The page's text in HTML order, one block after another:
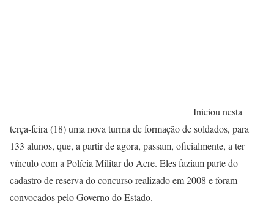
Iniciou nesta
terça-feira (18) uma nova turma de formação de soldados, para
133 alunos, que, a partir de agora, passam, oficialmente, a ter
vínculo com a Polícia Militar do Acre. Eles faziam parte do
cadastro de reserva do concurso realizado em 2008 e foram
convocados pelo Governo do Estado.